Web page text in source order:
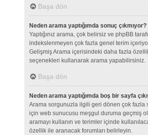
Başa dön
Neden arama yaptığımda sonuç çıkmıyor?
Yaptığınız arama, çok belirsiz ve phpBB
indekslenmeyen çok fazla genel terim
Gelişmiş Arama içerisindeki daha fazla
seçenekleri kullanarak arama yapabilirsiniz.
Başa dön
Neden arama yaptığımda boş bir sayfa
Arama sorgunuzla ilgili geri dönen çok fazla
için web sunucusu meşgul duruma geçmiş
aramayı kullanın ve terimler içinde
özellik ile aranacak forumları belirleyin.